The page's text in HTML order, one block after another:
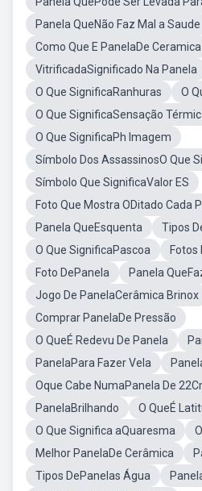
Panela QueNão Faz Mal a Saude
Como Que E PanelaDe Ceramica
VitrificadaSignificado Na Panela
O Que SignificaRanhuras
O
O Que SignificaSensação
O Que SignificaPh Imagem
Símbolo Dos AssassinosO Que
Símbolo Que SignificaValor ES
Foto Que Mostra ODitado Cada
Panela QueEsquenta
Tipos
O Que SignificaPascoa
Fotos
Foto DePanela
Panela
Jogo De PanelaCerâmica Brinox
Comprar PanelaDe Pressão
O QueÉ Redevu De Panela
PanelaPara Fazer Vela
Oque Cabe NumaPanela De
PanelaBrilhando
O QueÉ
O Que Significa aQuaresma
Melhor PanelaDe Cerâmica
Tipos DePanelas Água